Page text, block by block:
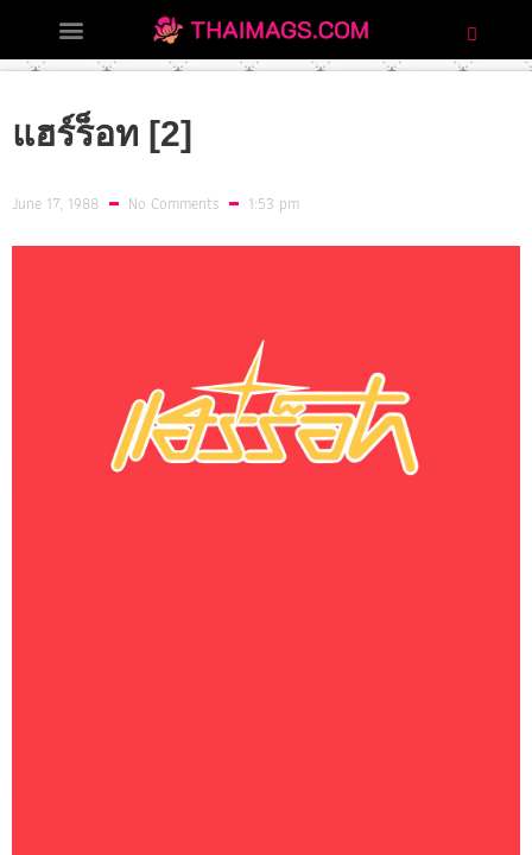
แฮร์ร็อท [2]
June 17, 1988 No Comments 1:53 pm